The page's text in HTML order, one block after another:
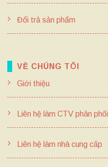
Đổi trả sản phẩm
VỀ CHÚNG TÔI
Giới thiệu
Liên hệ làm CTV phân phối
Liên hệ làm nhà cung cấp